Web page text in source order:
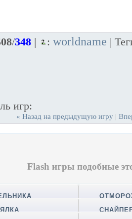
/348 | : worldname |
игр:
« Назад на предыдущую игру
Flash игры подобные